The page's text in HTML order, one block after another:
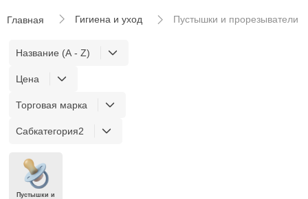
Главная Гигиена и уход Пустышки и прорезыватели
Название (A - Z)
Цена
Торговая марка
Сабкатегория2
Пустышки и